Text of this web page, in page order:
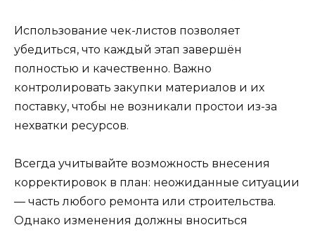
Использование чек-листов позволяет
убедиться, что каждый этап завершён
полностью и качественно. Важно
контролировать закупки материалов и их
поставку, чтобы не возникали простои из-за
нехватки ресурсов.
Всегда учитывайте возможность внесения
корректировок в план: неожиданные ситуации
— часть любого ремонта или строительства.
Однако изменения должны вноситься